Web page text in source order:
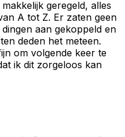
geregeld, alles
A tot Z. Er zaten geen
aan gekoppeld en
deden het meteen.
om volgende keer te
ik dit zorgeloos kan